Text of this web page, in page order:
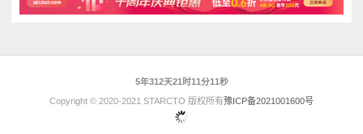
5年312天21时11分11秒
Copyright © 2020-2021 STARCTO 版权所有豫ICP备2021001600号